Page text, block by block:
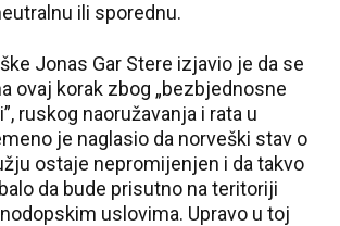
ili sporednu.
Jonas Gar Stere izjavio je da se
ovaj korak zbog „bezbjednosne
ruskog naoružavanja i rata u
je naglasio da norveški stav o
ostaje nepromijenjen i da takvo
da bude prisutno na teritoriji
uslovima. Upravo u toj